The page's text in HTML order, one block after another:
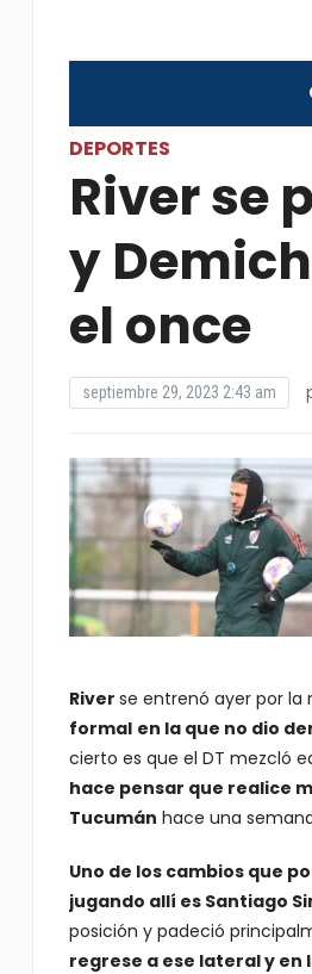
DEPORTES
River se
y
el once
septiembre 29, 2023 2:43 am
River se entrenó ayer por
formal en la que no dio
cierto es que el DT mezcló
hace pensar que realice
Tucumán hace una
Uno de los cambios que
jugando allí es Santiago
posición y padeció
regrese a ese lateral y en